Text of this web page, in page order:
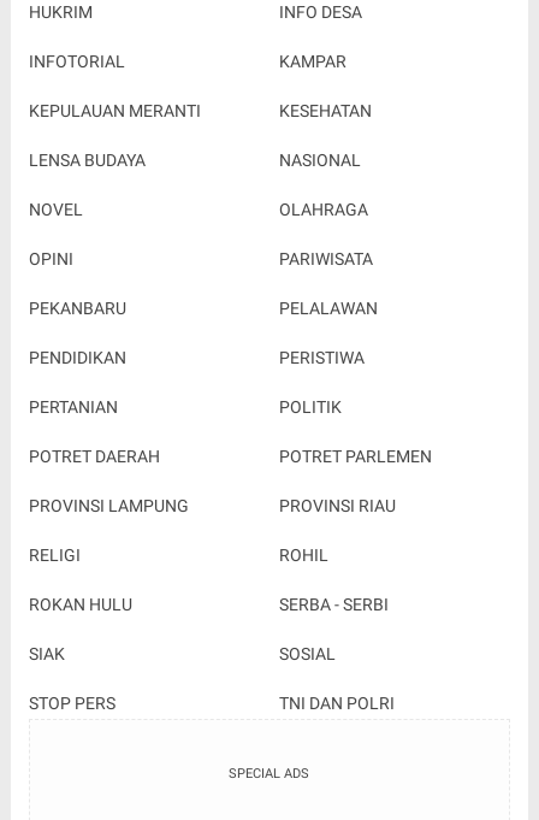
HUKRIM INFO DESA
INFOTORIAL KAMPAR
KEPULAUAN MERANTI KESEHATAN
LENSA BUDAYA NASIONAL
NOVEL OLAHRAGA
OPINI PARIWISATA
PEKANBARU PELALAWAN
PENDIDIKAN PERISTIWA
PERTANIAN POLITIK
POTRET DAERAH POTRET PARLEMEN
PROVINSI LAMPUNG PROVINSI RIAU
RELIGI ROHIL
ROKAN HULU SERBA - SERBI
SIAK SOSIAL
STOP PERS TNI DAN POLRI
SPECIAL ADS